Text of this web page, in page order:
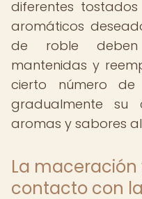
diferentes
aromáticos
de roble deben
mantenidas y
cierto número
gradualmente
aromas y sabores al
La
contacto con